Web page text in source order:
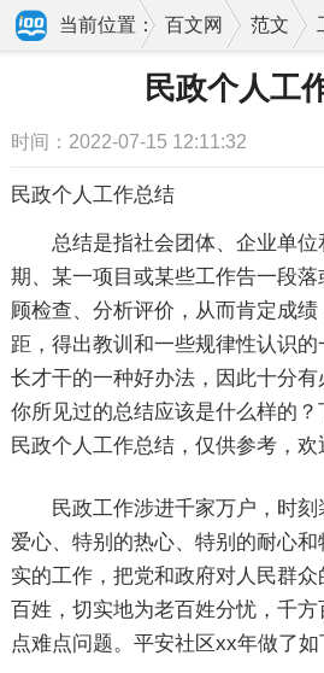
当前位置： 百文网 范文
个人工作总结 民政个人工作
民政个人工
时间：2022-07-15 12:11:32
民政个人工作总结
总结是指社会团体、企业单位
期、某一项目或某些工作告一段
顾检查、分析评价，从而肯定成
距，得出教训和一些规律性认识
长才干的一种好办法，因此十分有
你所见过的总结应该是什么样的
民政个人工作总结，仅供参考，欢
民政工作涉进千家万户，时刻
爱心、特别的热心、特别的耐心
实的工作，把党和政府对人民群
百姓，切实地为老百姓分忧，千
点难点问题。平安社区xx年做了如